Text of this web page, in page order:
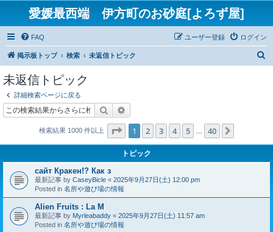
愛媛最西端 伊方町のお砂庭[よろず屋]
FAQ ログイン
ユーザー登録
掲示板トップ 検索 未返信トピック
未返信トピック
詳細検索ページに戻る
検索
検索結果 1000 件以上 ページ1 ／
1 2 3 4 5 40
トピック
сайт Кракен!? Как з
最新記事 by CaseyBicle « 2025年9月27日(土) 12:00 pm
Posted in 名所や遊び場の情報
Alien Fruits : La M
最新記事 by Myrleabaddy « 2025年9月27日(土) 11:57 am
Posted in 名所や遊び場の情報